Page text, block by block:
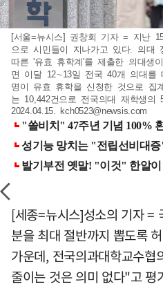
[서울=뉴시스] 권창회 기자 = 지난
으로 시민들이 지나가고 있다. 의대
따른 '유효 휴학계'를 제출한 의대생
면 이달 12∼13일 전국 40개 의대를
명이 유효 휴학을 신청한 것으로 집
는 10,442건으로 전국의대 재학생의
2024.04.15. kch0523@newsis.com
[세종=뉴시스]성소의 기자 =
분을 최대 절반까지 뽑도록
가운데, 전국의과대학교수
줄이는 것은 의미 없다"고 평